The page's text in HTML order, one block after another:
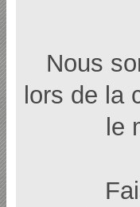
Nous
lors de la
le